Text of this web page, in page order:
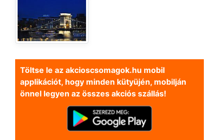
Töltse le az akcioscsomagok.hu mobil
applikációt, hogy minden kütyüjén, mobilján
önnel legyen az összes akciós szállás!